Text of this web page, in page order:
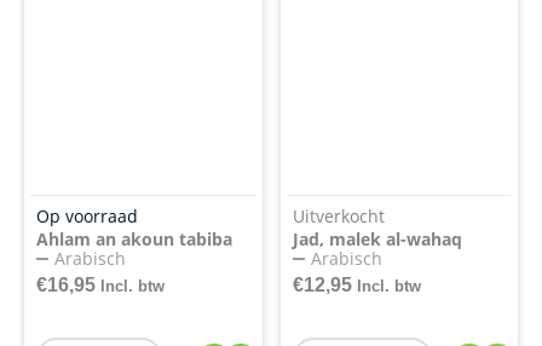
Op voorraad
Ahlam an akoun tabiba
Arabisch
€16,95 Incl. btw
Uitverkocht
Jad, malek al-wahaq
Arabisch
€12,95 Incl. btw